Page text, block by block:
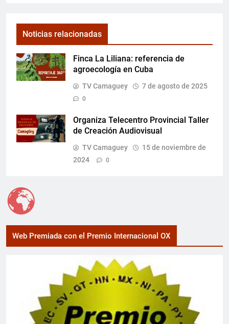
Noticias relacionadas
Finca La Liliana: referencia de
agroecología en Cuba
TV Camaguey 7 de agosto de 2025
0
Organiza Telecentro Provincial Taller
de Creación Audiovisual
TV Camaguey
15 de noviembre de
2024
0
Web Premiada con el Premio Internacional OX